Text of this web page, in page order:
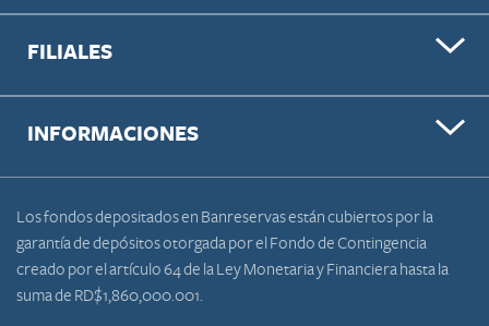
FILIALES
INFORMACIONES
Los fondos depositados en Banreservas están cubiertos por la
garantía de depósitos otorgada por el Fondo de Contingencia
creado por el artículo 64 de la Ley Monetaria y Financiera hasta la
suma de RD$1,860,000.001.